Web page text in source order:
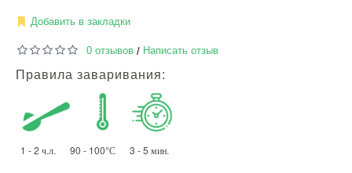
Добавить в закладки
0 отзывов / Написать отзыв
Правила заваривания:
1 - 2 ч.л. 90 - 100°С 3 - 5 мин.